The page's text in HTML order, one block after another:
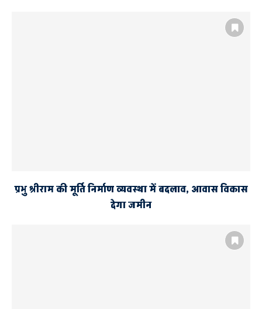
प्रभु श्रीराम की मूर्ति निर्माण व्यवस्था में बदलाव, आवास विकास
देगा जमीन